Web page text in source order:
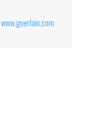
www.guerlain.com